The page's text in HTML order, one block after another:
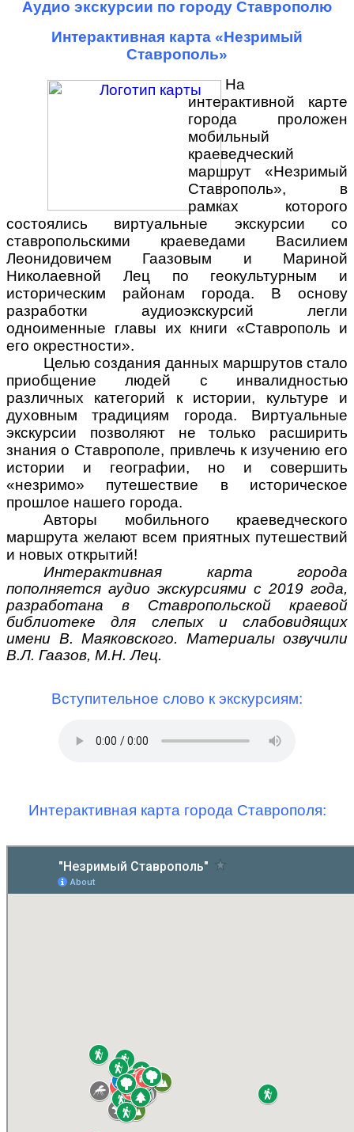
Аудио экскурсии по городу Ставрополю
Интерактивная карта «Незримый
Ставрополь»
На
интерактивной карте
города проложен
мобильный
краеведческий
маршрут «Незримый
Ставрополь», в
рамках которого
состоялись виртуальные экскурсии со
ставропольскими краеведами Василием
Леонидовичем Гаазовым и Мариной
Николаевной Лец по геокультурным и
историческим районам города. В основу
разработки аудиоэкскурсий легли
одноименные главы их книги «Ставрополь и
его окрестности».
Целью создания данных маршрутов стало
приобщение людей с инвалидностью
различных категорий к истории, культуре и
духовным традициям города. Виртуальные
экскурсии позволяют не только расширить
знания о Ставрополе, привлечь к изучению его
истории и географии, но и совершить
«незримо» путешествие в историческое
прошлое нашего города.
Авторы мобильного краеведческого
маршрута желают всем приятных путешествий
и новых открытий!
Интерактивная карта города
пополняется аудио экскурсиями с 2019 года,
разработана в Ставропольской краевой
библиотеке для слепых и слабовидящих
имени В. Маяковского. Материалы озвучили
В.Л. Гаазов, М.Н. Лец.
Вступительное слово к экскурсиям:
Интерактивная карта города Ставрополя: